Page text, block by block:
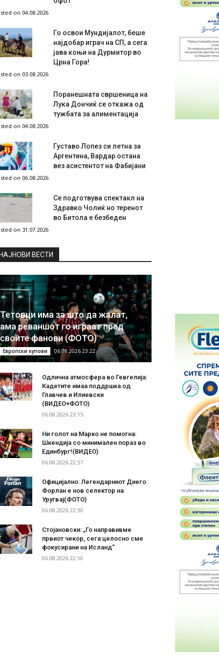
on 04.08.2026
Го освои Мундијалот, беше
најдобар играч на СП, а сега
јава коњи на Дурмитор во
Црна Гора!
on 03.08.2026
Поранешната свршеница на
Лука Дончиќ се откажа од
тужбата за алиментација
on 04.08.2026
Густаво Лопез си летна за
Аргентина, Вардар остана
вез асистентот на Фабијани
on 06.08.2026
Се подготвува спектакл на
Здравко Чолиќ но теренот
во Битола е безбеден
on 31.07.2026
ВЕСТИ
Тетовци има за што да жалат,
ама реваншот го играат пред
своите фанови (ФОТО)
Европски купови 06.08.2026 23:22
Одлична атмосфера во Гевгелија:
Кадетите имаа поддршка од
Главчев и Илиевски
(ВИДЕО+ФОТО)
06.08.2026 23:15
Ни голот на Марко не помогна:
Шкендија со минимален пораз во
Единбург!(ВИДЕО)
06.08.2026 22:57
Официјално: Легендарниот Диего
Форлан е нов селектор на
Уругвај(ФОТО)
06.08.2026 22:30
Стојановски: „Го направивме
првиот чекор, сега целосно сме
фокусирани на Исланд“
06.08.2026 22:10